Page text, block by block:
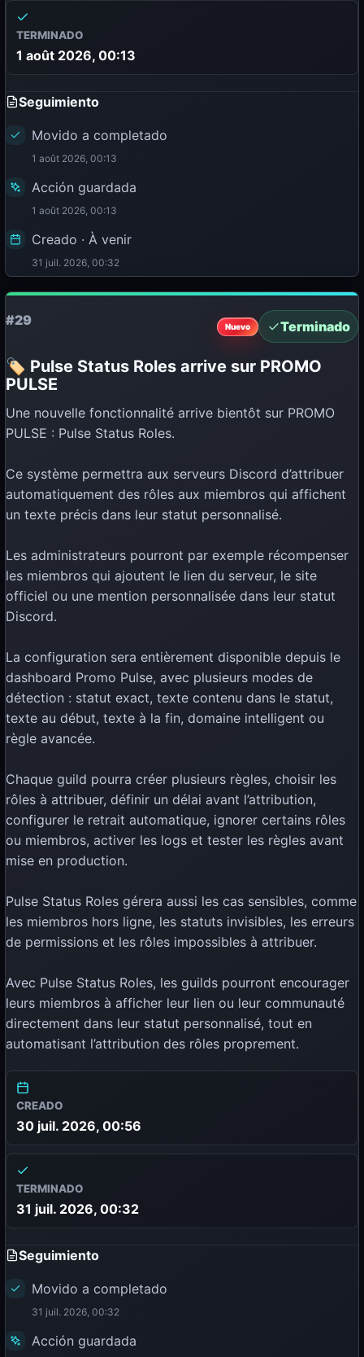
TERMINADO
1 août 2026, 00:13
Seguimiento
Movido a completado
1 août 2026, 00:13
Acción guardada
1 août 2026, 00:13
Creado · À venir
31 juil. 2026, 00:32
#29 Nuevo Terminado
🏷️ Pulse Status Roles arrive sur PROMO
PULSE
Une nouvelle fonctionnalité arrive bientôt sur PROMO
PULSE : Pulse Status Roles.
Ce système permettra aux serveurs Discord d’attribuer
automatiquement des rôles aux miembros qui affichent
un texte précis dans leur statut personnalisé.
Les administrateurs pourront par exemple récompenser
les miembros qui ajoutent le lien du serveur, le site
officiel ou une mention personnalisée dans leur statut
Discord.
La configuration sera entièrement disponible depuis le
dashboard Promo Pulse, avec plusieurs modes de
détection : statut exact, texte contenu dans le statut,
texte au début, texte à la fin, domaine intelligent ou
règle avancée.
Chaque guild pourra créer plusieurs règles, choisir les
rôles à attribuer, définir un délai avant l’attribution,
configurer le retrait automatique, ignorer certains rôles
ou miembros, activer les logs et tester les règles avant
mise en production.
Pulse Status Roles gérera aussi les cas sensibles, comme
les miembros hors ligne, les statuts invisibles, les erreurs
de permissions et les rôles impossibles à attribuer.
Avec Pulse Status Roles, les guilds pourront encourager
leurs miembros à afficher leur lien ou leur communauté
directement dans leur statut personnalisé, tout en
automatisant l’attribution des rôles proprement.
CREADO
30 juil. 2026, 00:56
TERMINADO
31 juil. 2026, 00:32
Seguimiento
Movido a completado
31 juil. 2026, 00:32
Acción guardada